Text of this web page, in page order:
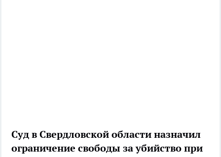
Суд в Свердловской области назначил
ограничение свободы за убийство при